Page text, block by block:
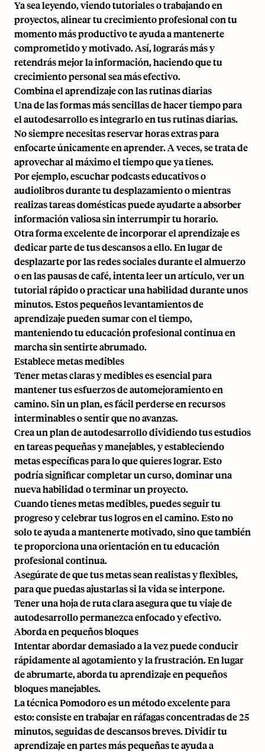
Ya sea leyendo, viendo tutoriales o trabajando en
proyectos, alinear tu crecimiento profesional con tu
momento más productivo te ayuda a mantenerte
comprometido y motivado. Así, lograrás más y
retendrás mejor la información, haciendo que tu
crecimiento personal sea más efectivo.
Combina el aprendizaje con las rutinas diarias
Una de las formas más sencillas de hacer tiempo para
el autodesarrollo es integrarlo en tus rutinas diarias.
No siempre necesitas reservar horas extras para
enfocarte únicamente en aprender. A veces, se trata de
aprovechar al máximo el tiempo que ya tienes.
Por ejemplo, escuchar podcasts educativos o
audiolibros durante tu desplazamiento o mientras
realizas tareas domésticas puede ayudarte a absorber
información valiosa sin interrumpir tu horario.
Otra forma excelente de incorporar el aprendizaje es
dedicar parte de tus descansos a ello. En lugar de
desplazarte por las redes sociales durante el almuerzo
o en las pausas de café, intenta leer un artículo, ver un
tutorial rápido o practicar una habilidad durante unos
minutos. Estos pequeños levantamientos de
aprendizaje pueden sumar con el tiempo,
manteniendo tu educación profesional continua en
marcha sin sentirte abrumado.
Establece metas medibles
Tener metas claras y medibles es esencial para
mantener tus esfuerzos de automejoramiento en
camino. Sin un plan, es fácil perderse en recursos
interminables o sentir que no avanzas.
Crea un plan de autodesarrollo dividiendo tus estudios
en tareas pequeñas y manejables, y estableciendo
metas específicas para lo que quieres lograr. Esto
podría significar completar un curso, dominar una
nueva habilidad o terminar un proyecto.
Cuando tienes metas medibles, puedes seguir tu
progreso y celebrar tus logros en el camino. Esto no
solo te ayuda a mantenerte motivado, sino que también
te proporciona una orientación en tu educación
profesional continua.
Asegúrate de que tus metas sean realistas y flexibles,
para que puedas ajustarlas si la vida se interpone.
Tener una hoja de ruta clara asegura que tu viaje de
autodesarrollo permanezca enfocado y efectivo.
Aborda en pequeños bloques
Intentar abordar demasiado a la vez puede conducir
rápidamente al agotamiento y la frustración. En lugar
de abrumarte, aborda tu aprendizaje en pequeños
bloques manejables.
La técnica Pomodoroes un método excelente para
esto: consiste en trabajar en ráfagas concentradas de 25
minutos, seguidas de descansos breves. Dividir tu
aprendizaje en partes más pequeñas te ayuda a